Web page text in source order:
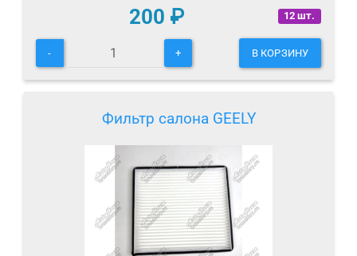
12 шт.
200 ₽
- + В КОРЗИНУ
Фильтр салона GEELY